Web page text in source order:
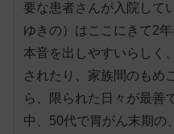
要な患者さんが入院して
ゆきの）はここにきて2
本音を出しやすいらしく
されたり、家族間のもめ
ら、限られた日々が最善
中、50代で胃がん末期の